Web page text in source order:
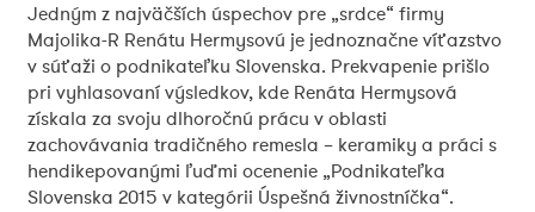
Jedným z najväčších úspechov pre „srdce“ firmy
Majolika-R Renátu Hermysovú je jednoznačne víťazstvo
v súťaži o podnikateľku Slovenska. Prekvapenie prišlo
pri vyhlasovaní výsledkov, kde Renáta Hermysová
získala za svoju dlhoročnú prácu v oblasti
zachovávania tradičného remesla – keramiky a práci s
hendikepovanými ľuďmi ocenenie „Podnikateľka
Slovenska 2015 v kategórii Úspešná živnostníčka“.